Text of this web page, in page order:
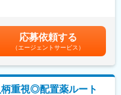
ため、取扱製品の知識を満遍
しながらの研修を行います
同社負担）。
が非常に重要で、医療の進歩
す。
務となります。
スキル：
固定手当を含めた表記です。
応募依頼する
（エージェントサービス）
柄重視◎配置薬ルート